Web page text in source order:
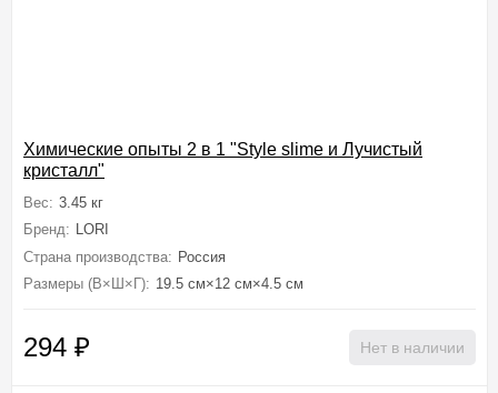
Химические опыты 2 в 1 "Style slime и Лучистый
кристалл"
Вес: 3.45 кг
Бренд: LORI
Страна производства: Россия
Размеры (В×Ш×Г): 19.5 см×12 см×4.5 см
294 ₽ Нет в наличии